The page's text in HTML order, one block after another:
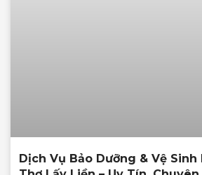
Dịch Vụ Bảo Dưỡng & Vệ Sinh